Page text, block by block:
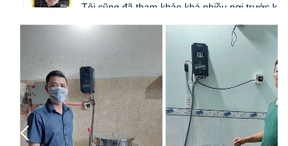
Trần Phương Linh
Mình thấy máy xay giò chả công nghiệp này
rất thuận tiện an toàn mà cho chất lượng cũng
Tôi cũng đã tham khảo khá nhiều nơi trước khi
chọn máy xay giò chả sản lượng 20 kg/mẻ này
của NEWSUN.
Feedback – 20 hours ago